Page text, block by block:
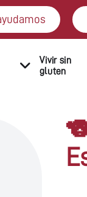
Vivir sin
gluten